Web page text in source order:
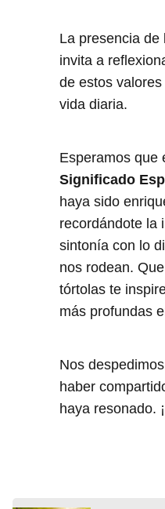
La presencia de
invita a
de estos
vida diaria.
Esperamos que
Significado
haya sido
recordándote la
sintonía con lo
nos rodean.
tórtolas te
más profundas
Nos
haber
haya resonado.